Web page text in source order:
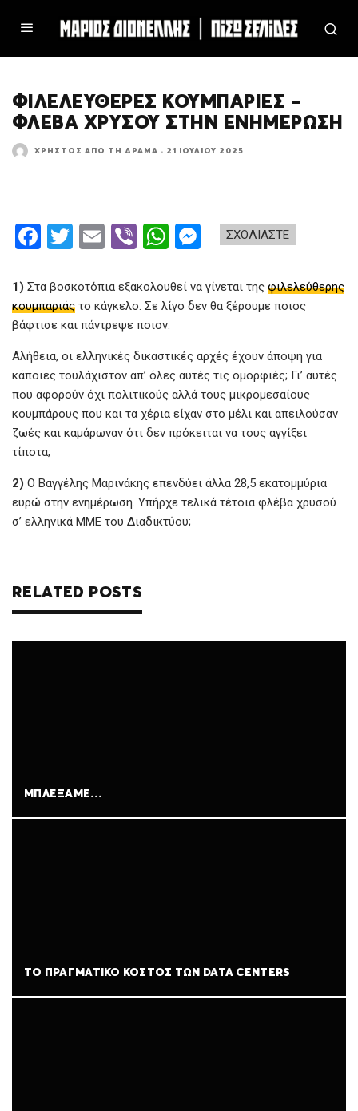
ΦΙΛΕΛΕΎΘΕΡΕΣ ΚΟΥΜΠΑΡΙΈΣ –
ΦΛΈΒΑ ΧΡΥΣΟΎ ΣΤΗΝ ΕΝΗΜΈΡΩΣΗ
ΧΡΉΣΤΟΣ ΑΠΌ ΤΗ ΔΡΆΜΑ · 21 ΙΟΥΛΊΟΥ 2025
ΣΧΟΛΙΑΣΤΕ
F
ce
b
o
o
k
T
tt
er
E
ail
Vi
er
W
at
s
A
p
p
se
n
er
1) Στα βοσκοτόπια εξακολουθεί να γίνεται της φιλελεύθερης
κουμπαριάς το κάγκελο. Σε λίγο δεν θα ξέρουμε ποιος
βάφτισε και πάντρεψε ποιον.
Αλήθεια, οι ελληνικές δικαστικές αρχές έχουν άποψη για
κάποιες τουλάχιστον απ’ όλες αυτές τις ομορφιές; Γι’ αυτές
που αφορούν όχι πολιτικούς αλλά τους μικρομεσαίους
κουμπάρους που και τα χέρια είχαν στο μέλι και απειλούσαν
ζωές και καμάρωναν ότι δεν πρόκειται να τους αγγίξει
τίποτα;
2) Ο Βαγγέλης Μαρινάκης επενδύει άλλα 28,5 εκατομμύρια
ευρώ στην ενημέρωση. Υπήρχε τελικά τέτοια φλέβα χρυσού
σ’ ελληνικά ΜΜΕ του Διαδικτύου;
RELATED POSTS
ΜΠΛΈΞΑΜΕ…
ΤΟ ΠΡΑΓΜΑΤΙΚΌ ΚΌΣΤΟΣ ΤΩΝ DATA CENTERS